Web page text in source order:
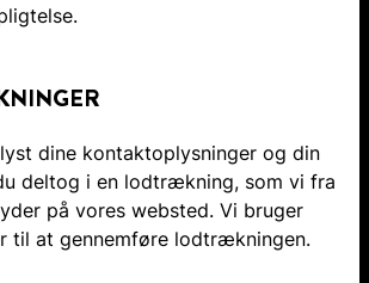
dine kontaktoplysninger og din
deltog i en lodtrækning, som vi fra
på vores websted. Vi bruger
til at gennemføre lodtrækningen.